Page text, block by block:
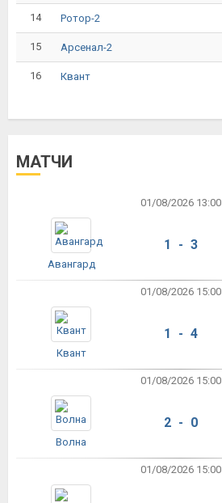
14 Ротор-2
15 Арсенал-2
16 Квант
МАТЧИ
01/08/2026 13:00
Авангард
1 - 3
01/08/2026 15:00
Квант
1 - 4
01/08/2026 15:00
Волна
2 - 0
01/08/2026 15:00